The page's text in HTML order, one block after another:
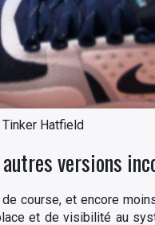
Tinker Hatfield
versions
course, et encore
et de visibilité au